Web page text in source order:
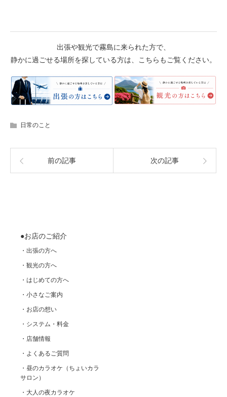
出張や観光で霧島に来られた方で、
静かに過ごせる場所を探している方は、こちらもご覧ください。
日常のこと
前の記事 次の記事
●お店のご紹介
・出張の方へ
・観光の方へ
・はじめての方へ
・小さなご案内
・お店の想い
・システム・料金
・店舗情報
・よくあるご質問
・昼のカラオケ（ちょいカラ
サロン）
・大人の夜カラオケ